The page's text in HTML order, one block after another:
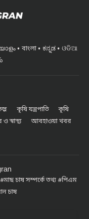
বাংলা ಕನ್ನಡ
ଓଡିଆ
কৃষি যন্ত্রপাতি
কৃষি
স্বাস্থ্য
আবহাওয়া খবর
মাছ চাষ সম্পর্কে তথ্য
পিএম
চাষ